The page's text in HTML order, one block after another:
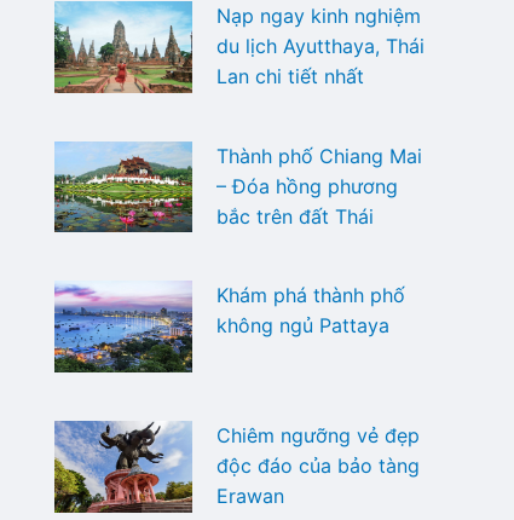
Nạp ngay kinh nghiệm
du lịch Ayutthaya, Thái
Lan chi tiết nhất
Thành phố Chiang Mai
– Đóa hồng phương
bắc trên đất Thái
Khám phá thành phố
không ngủ Pattaya
Chiêm ngưỡng vẻ đẹp
độc đáo của bảo tàng
Erawan